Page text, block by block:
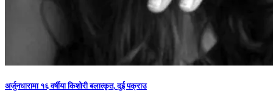
अर्जुनधारामा १६ वर्षीया किशोरी बलात्कृत, दुई पक्राउ